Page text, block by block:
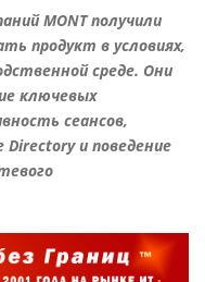
MONT получили
продукт в условиях,
среде. Они
ключевых
сеансов,
и поведение